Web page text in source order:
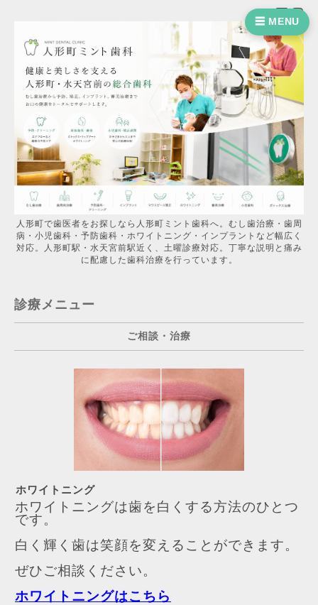
☰ MENU
人形町で歯医者をお探しなら人形町ミント歯科へ。むし歯治療・歯周
病・小児歯科・予防歯科・ホワイトニング・インプラントなど幅広く
対応。人形町駅・水天宮前駅近く、土曜診療対応。丁寧な説明と痛み
に配慮した歯科治療を行っています。
診療メニュー
ご相談・治療
ホワイトニング
ホワイトニングは歯を白くする方法のひとつ
です。
白く輝く歯は笑顔を変えることができます。
ぜひご相談ください。
ホワイトニングはこちら